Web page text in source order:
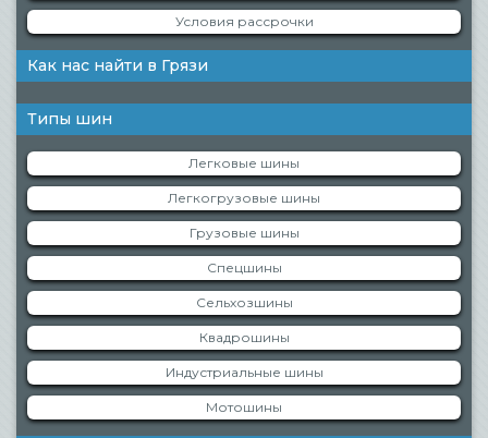
Условия рассрочки
Как нас найти в Грязи
Типы шин
Легковые шины
Легкогрузовые шины
Грузовые шины
Спецшины
Сельхозшины
Квадрошины
Индустриальные шины
Мотошины